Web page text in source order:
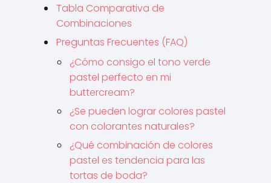
Tabla Comparativa de
Combinaciones
Preguntas Frecuentes (FAQ)
¿Cómo consigo el tono verde
pastel perfecto en mi
buttercream?
¿Se pueden lograr colores pastel
con colorantes naturales?
¿Qué combinación de colores
pastel es tendencia para las
tortas de boda?